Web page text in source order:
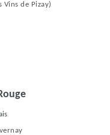
Vins de Pizay)